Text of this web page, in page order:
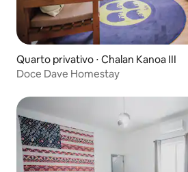
Quarto privativo ⋅ Chalan Kanoa III
Doce Dave Homestay